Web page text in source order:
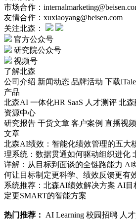
市场合作：
友情合作：xuxiaoyang@beisen.com
关注北森：
官方公众号
研究院公众号
视频号
了解北森
公司介绍 新闻动态 品牌活动 下载
产品
北森AI 一体化HR SaaS 人才测评 北森
资源中心
研究报告 干货文章 客户案例 直播视频
文章
北森AI绩效：智能化绩效管理的五大
理系统：数据贯通如何驱动组织进化
详解：从目标到面谈的全链路能力 AI
何让目标制定更科学、绩效反馈更有
系统推荐：北森AI绩效解决方案 AI目
定更SMART的智能方案
热门推荐： AI Learning 校园招聘 人